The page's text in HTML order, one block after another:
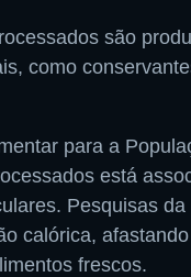
são
como
para a
está
Pesquisas
calórica,
frescos.